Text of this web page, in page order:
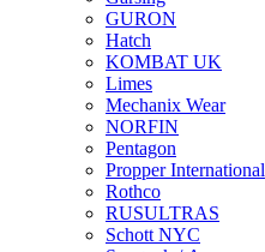
GURON
Hatch
KOMBAT UK
Limes
Mechanix Wear
NORFIN
Pentagon
Propper International
Rothco
RUSULTRAS
Schott NYC